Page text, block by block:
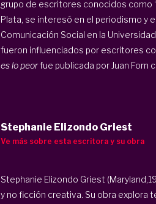
grupo de escritores conocidos como
Plata, se interesó en el periodismo y
Comunicación Social en la
fueron influenciados por escritores
es lo peorfue publicada por Juan Forn
Stephanie Elizondo Griest
Ve más sobre esta escritora y su obra
Stephanie Elizondo Griest
y no ficción creativa. Su obra explora